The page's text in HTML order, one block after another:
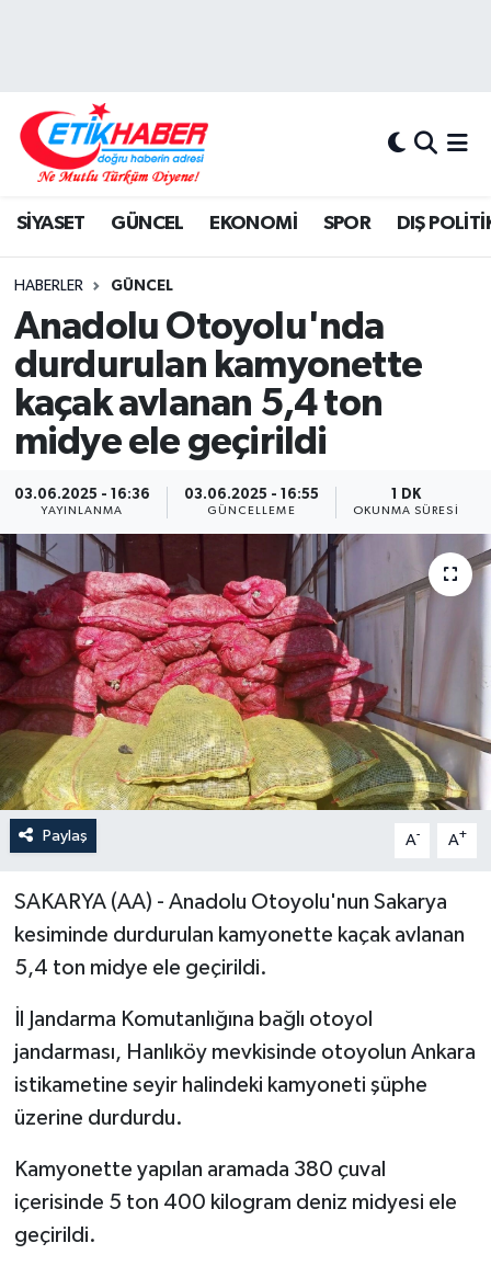
SİYASET GÜNCEL EKONOMİ SPOR DIŞ
HABERLER GÜNCEL
Anadolu Otoyolu'nda
durdurulan kamyonette
kaçak avlanan 5,4 ton
midye ele geçirildi
03.06.2025 - 16:36
YAYINLANMA
03.06.2025 - 16:55
GÜNCELLEME
1 DK
OKUNMA SÜRESI
Paylaş A- A+
SAKARYA (AA) - Anadolu Otoyolu'nun Sakarya
kesiminde durdurulan kamyonette kaçak avlanan
5,4 ton midye ele geçirildi.
İl Jandarma Komutanlığına bağlı otoyol
jandarması, Hanlıköy mevkisinde otoyolun Ankara
istikametine seyir halindeki kamyoneti şüphe
üzerine durdurdu.
Kamyonette yapılan aramada 380 çuval
içerisinde 5 ton 400 kilogram deniz midyesi ele
geçirildi.
DIŞ POLİTİKA
KÖŞE YAZILARI
KÜLTÜR-SANAT-MAGAZİN
ÖZEL HABER
RÖPORTAJLAR
SAĞLIK
SİYASET
GÜNCEL
SPOR
Hava Durumu
Tüm Manşetler
Son Dakika Haberleri